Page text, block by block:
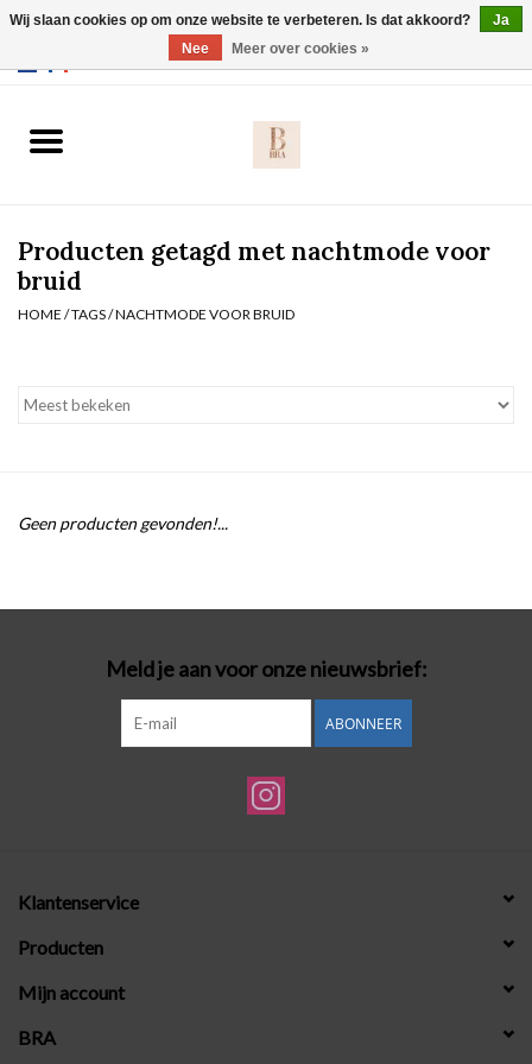
Slip
Body
Homewear
Producten getagd met nachtmode voor
bruid
HOME /TAGS/NACHTMODE VOOR BRUID
Geen producten gevonden!...
Meld je aan voor onze nieuwsbrief:
ABONNEER
Klantenservice
Producten
Mijn account
BRA
Wij slaan cookies op om onze website te verbeteren. Is dat akkoord?
Ja
Nee
Meer over cookies »
Webshop werkt met EU maten. .